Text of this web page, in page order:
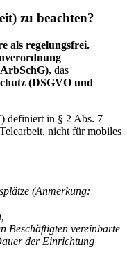
zu beachten?
als regelungsfrei.
das
(DSGVO und
definiert in § 2 Abs. 7
nicht für mobiles
(Anmerkung:
Beschäftigten vereinbarte
der Einrichtung